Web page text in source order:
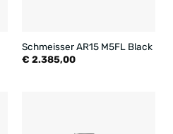
Schmeisser AR15 M5FL Black
€ 2.385,00